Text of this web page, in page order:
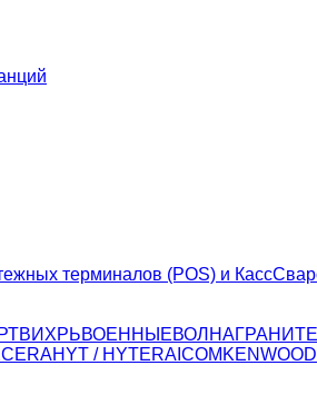
терминалов (POS) и Касс
ВИХРЬВОЕННЫЕВОЛНАГРАНИТ
HYT / HYTERA ICOM KENWOOD